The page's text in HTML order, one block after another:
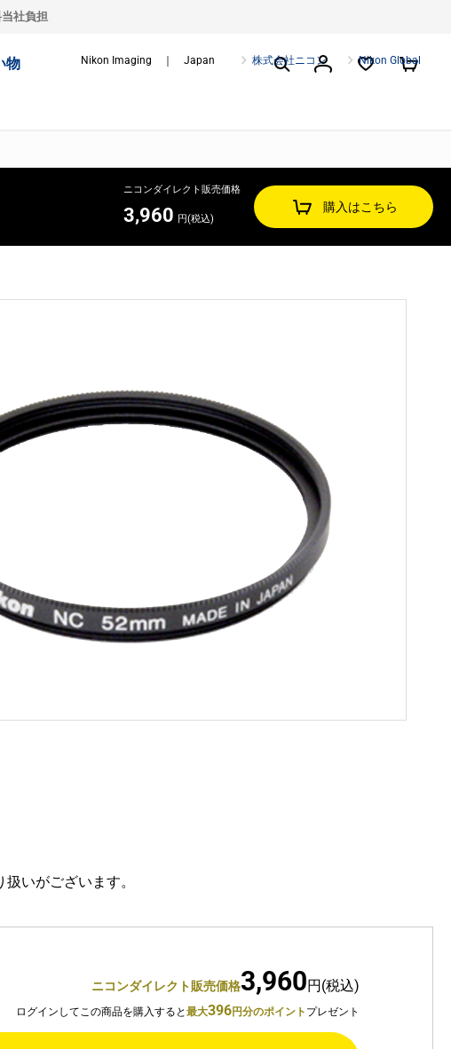
社負担
物 Nikon Imaging ｜ Japan 株式会社ニコン Nikon Global
ニコンダイレクト販売価格
3,960 円(税込)
購入はこちら
扱いがございます。
ニコンダイレクト販売価格3,960円(税込)
ログインしてこの商品を購入すると最大396円分のポイント プレゼント